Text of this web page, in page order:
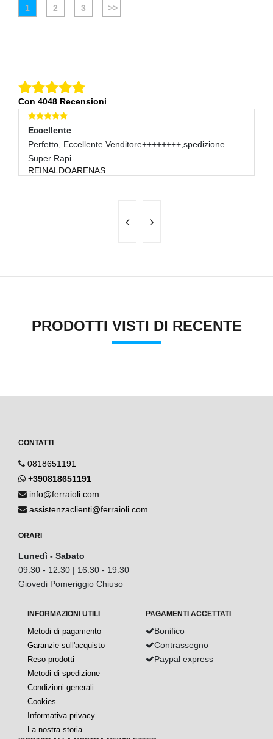
1
2 3 >>
Con 4048 Recensioni
Eccellente
Perfetto, Eccellente Venditore++++++++,spedizione
Super Rapi
REINALDOARENAS
PRODOTTI VISTI DI RECENTE
CONTATTI
0818651191
+390818651191
info@ferraioli.com
assistenzaclienti@ferraioli.com
ORARI
Lunedì - Sabato
09.30 - 12.30 | 16.30 - 19.30
Giovedi Pomeriggio Chiuso
INFORMAZIONI UTILI
Metodi di pagamento
Garanzie sull'acquisto
Reso prodotti
Metodi di spedizione
Condizioni generali
Cookies
Informativa privacy
La nostra storia
PAGAMENTI ACCETTATI
Bonifico
Contrassegno
Paypal express